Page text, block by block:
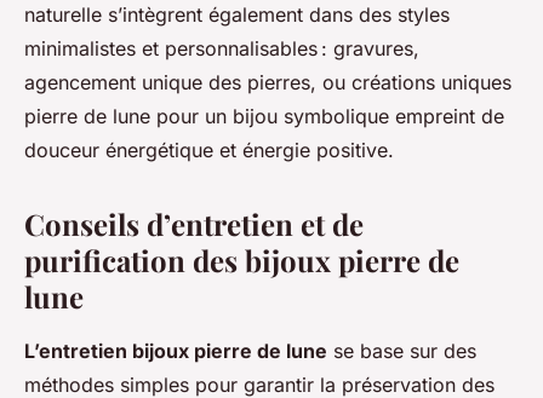
naturelle s’intègrent également dans des styles
minimalistes et personnalisables : gravures,
agencement unique des pierres, ou créations uniques
pierre de lune pour un bijou symbolique empreint de
douceur énergétique et énergie positive.
Conseils d’entretien et de
purification des bijoux pierre de
lune
L’entretien bijoux pierre de lune se base sur des
méthodes simples pour garantir la préservation des